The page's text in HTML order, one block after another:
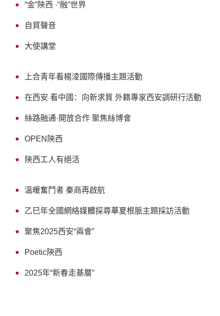
“金”陝西 ·“融”世界
自貿聲音
大使講堂
上合青年看楊淩國際傳播主題活動
在西安 看中國：向新求質 外籍專家西安調研行活動
絲路融通·開放合作 聚焦絲博會
OPEN陝西
陝西工人有絕活
溫暖奮鬥者 秦商再啟航
乙巳年全國網絡媒體探尋華夏根脈主題採訪活動
聚焦2025西安“兩會”
Poetic陝西
2025年“新春走基層”